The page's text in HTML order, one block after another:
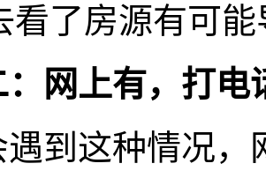
看了房源有可
：网上有，打电
遇到这种情况，